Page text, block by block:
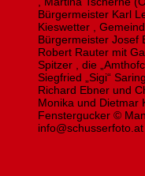
Bürgermeister Karl
Kieswetter ,
Bürgermeister Josef
Robert Rauter mit
Spitzer , die
Siegfried „Sigi“
Richard Ebner und
Monika und Dietmar
Fenstergucker ©